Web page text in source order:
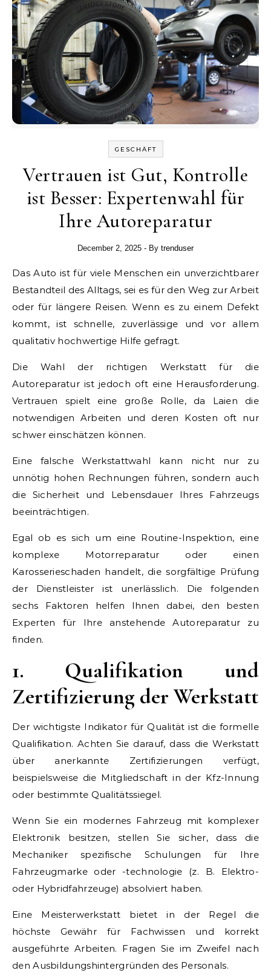
GESCHÄFT
Vertrauen ist Gut, Kontrolle
ist Besser: Expertenwahl für
Ihre Autoreparatur
December 2, 2025 - By trenduser
Das Auto ist für viele Menschen ein unverzichtbarer
Bestandteil des Alltags, sei es für den Weg zur Arbeit
oder für längere Reisen. Wenn es zu einem Defekt
kommt, ist schnelle, zuverlässige und vor allem
qualitativ hochwertige Hilfe gefragt.
Die Wahl der richtigen Werkstatt für die
Autoreparatur ist jedoch oft eine Herausforderung.
Vertrauen spielt eine große Rolle, da Laien die
notwendigen Arbeiten und deren Kosten oft nur
schwer einschätzen können.
Eine falsche Werkstattwahl kann nicht nur zu
unnötig hohen Rechnungen führen, sondern auch
die Sicherheit und Lebensdauer Ihres Fahrzeugs
beeinträchtigen.
Egal ob es sich um eine Routine-Inspektion, eine
komplexe Motorreparatur oder einen
Karosserieschaden handelt, die sorgfältige Prüfung
der Dienstleister ist unerlässlich. Die folgenden
sechs Faktoren helfen Ihnen dabei, den besten
Experten für Ihre anstehende Autoreparatur zu
finden.
1. Qualifikation und
Zertifizierung der Werkstatt
Der wichtigste Indikator für Qualität ist die formelle
Qualifikation. Achten Sie darauf, dass die Werkstatt
über anerkannte Zertifizierungen verfügt,
beispielsweise die Mitgliedschaft in der Kfz-Innung
oder bestimmte Qualitätssiegel.
Wenn Sie ein modernes Fahrzeug mit komplexer
Elektronik besitzen, stellen Sie sicher, dass die
Mechaniker spezifische Schulungen für Ihre
Fahrzeugmarke oder -technologie (z. B. Elektro-
oder Hybridfahrzeuge) absolviert haben.
Eine Meisterwerkstatt bietet in der Regel die
höchste Gewähr für Fachwissen und korrekt
ausgeführte Arbeiten. Fragen Sie im Zweifel nach
den Ausbildungshintergründen des Personals.